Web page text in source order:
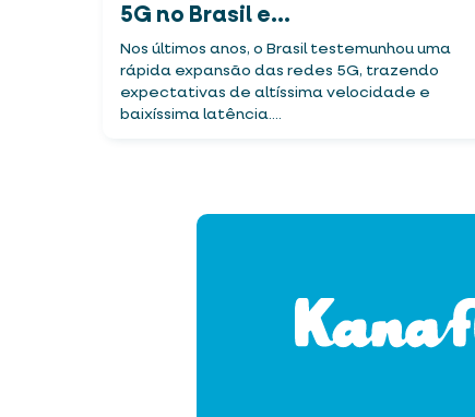
5G no Brasil e...
Nos últimos anos, o Brasil testemunhou uma
rápida expansão das redes 5G, trazendo
expectativas de altíssima velocidade e
baixíssima latência....